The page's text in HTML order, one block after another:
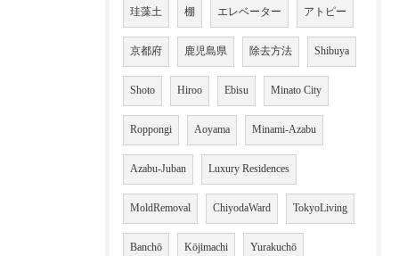
珪藻土 棚 エレベーター アトピー
京都府 鹿児島県 除去方法 Shibuya
Shoto Hiroo Ebisu Minato City
Roppongi Aoyama Minami-Azabu
Azabu-Juban Luxury Residences
MoldRemoval ChiyodaWard TokyoLiving
Banchō Kōjimachi Yurakuchō